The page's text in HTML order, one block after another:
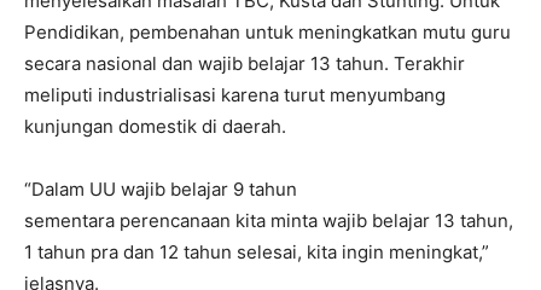
Pendidikan, pembenahan untuk meningkatkan mutu guru
secara nasional dan wajib belajar 13 tahun. Terakhir
meliputi industrialisasi karena turut menyumbang
kunjungan domestik di daerah.
“Dalam UU wajib belajar 9 tahun
sementara perencanaan kita minta wajib belajar 13 tahun,
1 tahun pra dan 12 tahun selesai, kita ingin meningkat,”
jelasnya.